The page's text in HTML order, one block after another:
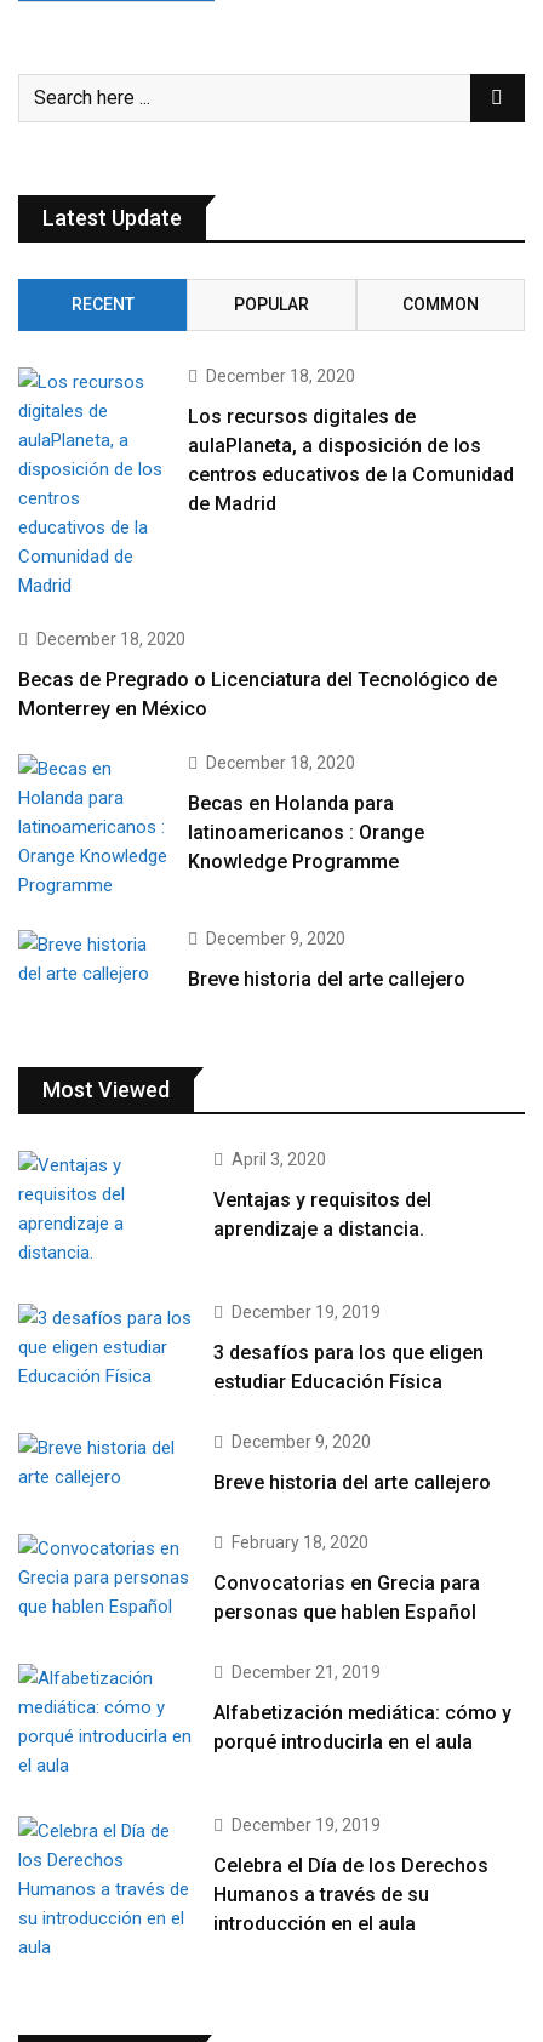
Latest Update
RECENT POPULAR COMMON
December 18, 2020
Los recursos digitales de
aulaPlaneta, a disposición de los
centros educativos de la Comunidad
de Madrid
December 18, 2020
Becas de Pregrado o Licenciatura del Tecnológico de
Monterrey en México
December 18, 2020
Becas en Holanda para
latinoamericanos : Orange
Knowledge Programme
December 9, 2020
Breve historia del arte callejero
Most Viewed
April 3, 2020
Ventajas y requisitos del
aprendizaje a distancia.
December 19, 2019
3 desafíos para los que eligen
estudiar Educación Física
December 9, 2020
Breve historia del arte callejero
February 18, 2020
Convocatorias en Grecia para
personas que hablen Español
December 21, 2019
Alfabetización mediática: cómo y
porqué introducirla en el aula
December 19, 2019
Celebra el Día de los Derechos
Humanos a través de su
introducción en el aula